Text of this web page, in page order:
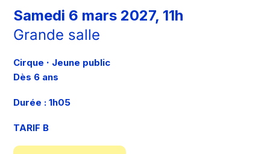
Samedi 6 mars 2027, 11h
Grande salle
Cirque · Jeune public
Dès 6 ans
Durée : 1h05
TARIF B